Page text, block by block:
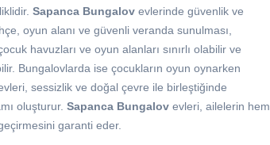
Sapanca Bungalov evlerinde güvenlik ve
oyun alanı ve güvenli veranda sunulması,
havuzları ve oyun alanları sınırlı olabilir ve
Bungalovlarda ise çocukların oyun oynarken
sessizlik ve doğal çevre ile birleştiğinde
oluşturur. Sapanca Bungalov evleri, ailelerin hem
garanti eder.